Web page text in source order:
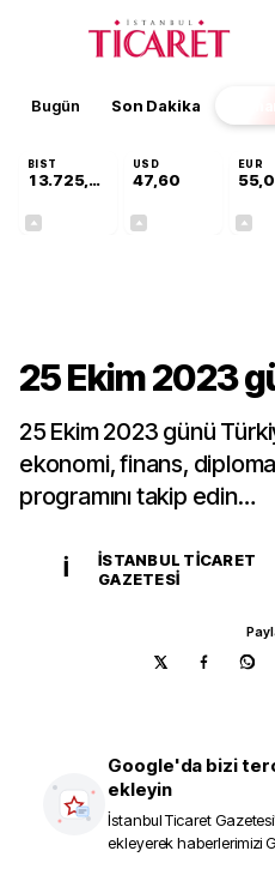
Bugün Son Dakika
BIST
13.725,43
USD
47,60
EUR
25 Ekim 2023
25 Ekim 2023 günü
ekonomi, finans,
programını takip edin…
İ
İSTANBUL TICARET
GAZETESI
Google'da bizi
ekleyin
İstanbul Ticaret Gazetesi
ekleyerek haberlerimizi